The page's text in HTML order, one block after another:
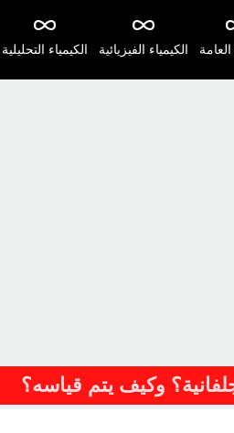
الكيمياء التحليلية الكيمياء الفيزيائية العامة
وكيف يتم قياسه؟